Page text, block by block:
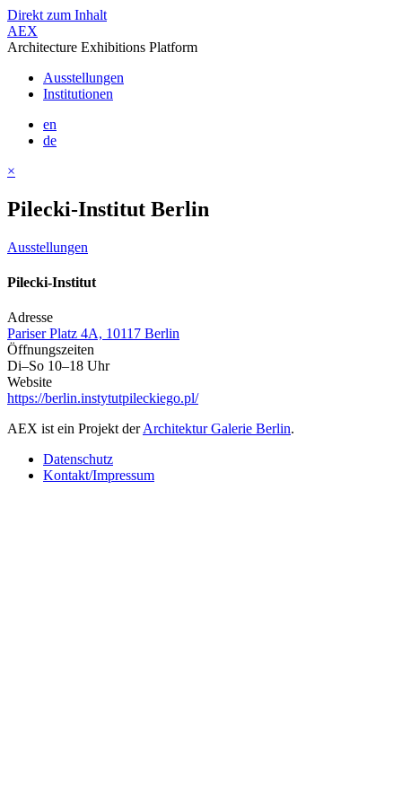
Direkt zum Inhalt
AEX
Architecture Exhibitions Platform
Ausstellungen
Institutionen
en
de
×
Pilecki-Institut Berlin
Ausstellungen
Pilecki-Institut
Adresse
Pariser Platz 4A, 10117 Berlin
Öffnungszeiten
Di–So 10–18 Uhr
Website
https://berlin.instytutpileckiego.pl/
AEX ist ein Projekt derArchitektur Galerie Berlin.
Datenschutz
Kontakt/Impressum